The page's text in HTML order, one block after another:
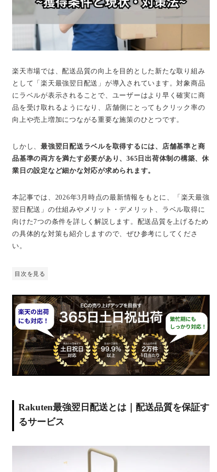
楽天市場では、配送品質の向上を目的とした新たな取り組み
として「楽天最強翌日配送」が導入されています。対象商品
にラベルが表示されることで、ユーザーはより早く確実に商
品を受け取れるようになり、店舗側にとってもクリック率の
向上や売上増加につながる重要な施策のひとつです。
しかし、 最強翌日配送ラベルを取得するには、店舗基準と商
品基準の両方を満たす必要があり、365日出荷体制の構築、休
業日の設定など細かな対応が求められます。
本記事では、2026年3月時点の最新情報をもとに、「楽天最強
翌日配送」の仕組みやメリット・デメリット、ラベル取得に
向けた7つの条件を詳しく解説します。配送品質を上げるため
の具体的な対策も紹介しますので、ぜひ参考にしてくださ
い。
目次を見る
Rakuten最強翌日配送とは｜配送品質を保証す
るサービス